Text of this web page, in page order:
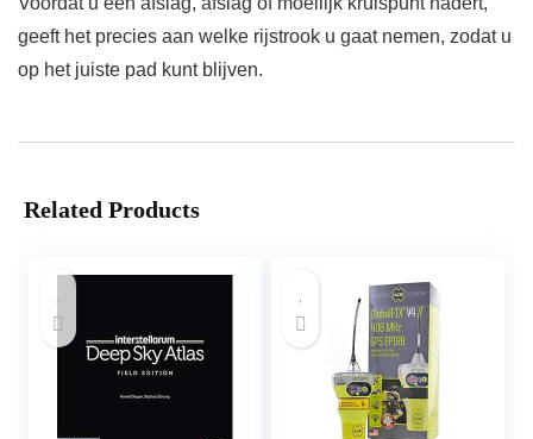
geeft het precies aan welke rijstrook u gaat nemen, zodat u
op het juiste pad kunt blijven.
Related Products